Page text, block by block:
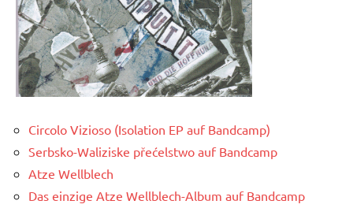
Circolo Vizioso (Isolation EP auf Bandcamp)
Serbsko-Waliziske přećelstwo auf Bandcamp
Atze Wellblech
Das einzige Atze Wellblech-Album auf Bandcamp